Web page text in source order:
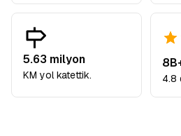
5.63 milyon
KM yol katettik. 4.8